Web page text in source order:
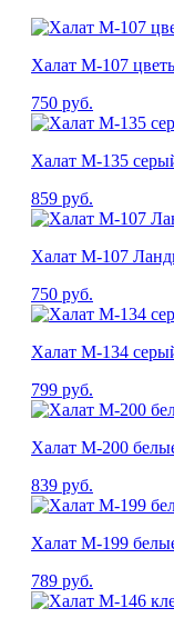
Халат М-107
750 руб.
Халат М-135
859 руб.
Халат М-107
750 руб.
Халат М-134
799 руб.
Халат М-200
839 руб.
Халат М-199
789 руб.